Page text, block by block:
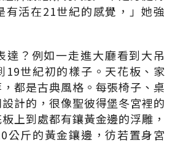
有活在21世紀的感覺，」她強
達？例如一走進大廳看到大吊
19世紀初的樣子。天花板、家
都是古典風格。每張椅子、桌
計的，很像聖彼得堡冬宮裡的
上到處都有鑲黃金邊的浮雕，
公斤的黃金鑲邊，彷若置身宮